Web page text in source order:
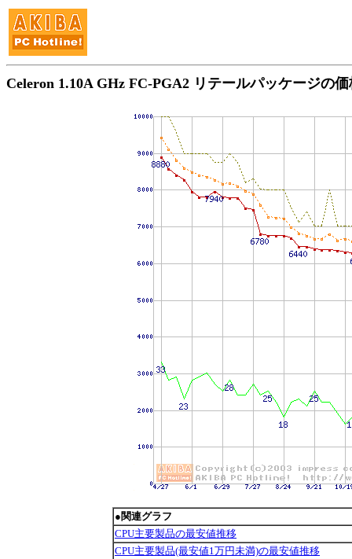
Celeron 1.10A GHz FC-PGA2 リテールパッケージの
●関連グラフ
CPU主要製品の最安値推移
CPU主要製品(最安値1万円未満)の最安値推移